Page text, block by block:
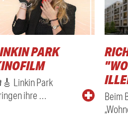
PARK
Linkin Park
ihre …
Beim